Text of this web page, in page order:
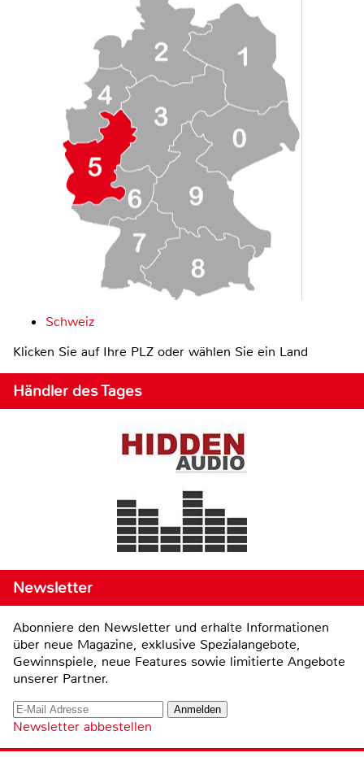
Schweiz
Klicken Sie auf Ihre PLZ oder wählen Sie ein Land
Händler des Tages
Newsletter
Abonniere den Newsletter und erhalte Informationen
über neue Magazine, exklusive Spezialangebote,
Gewinnspiele, neue Features sowie limitierte Angebote
unserer Partner.
Newsletter abbestellen